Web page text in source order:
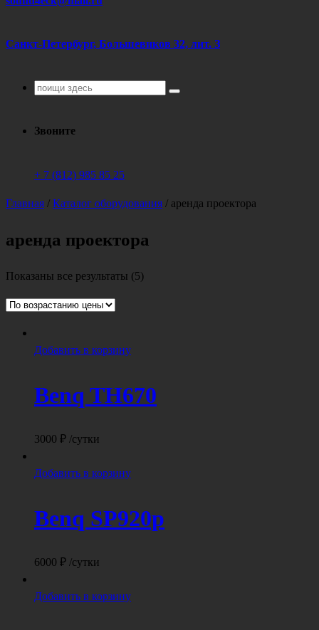
Санкт-Петербург, Большевиков 32, лит. З
Поиск
Звоните
+ 7 (812) 985 85 25
Главная / Каталог оборудования / аренда проектора
аренда проектора
Показаны все результаты (5)Цены:
Добавить в корзину
Benq TH670
3000 ₽ /сутки
Добавить в корзину
Benq SP920p
6000 ₽ /сутки
Добавить в корзину